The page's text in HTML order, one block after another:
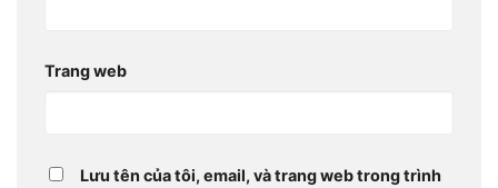
Trang web
Lưu tên của tôi, email, và trang web trong trình